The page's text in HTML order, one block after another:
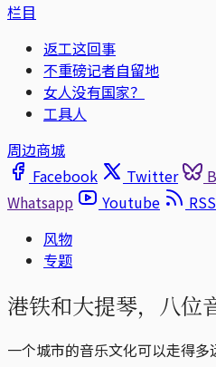
栏目
返工这回事
不重磅记者自留地
女人没有国家？
工具人
周边商城
Facebook
Twitter
Whatsapp
Youtube
RSS
风物
专题
港铁和大提琴，八位
一个城市的音乐文化可以走得多